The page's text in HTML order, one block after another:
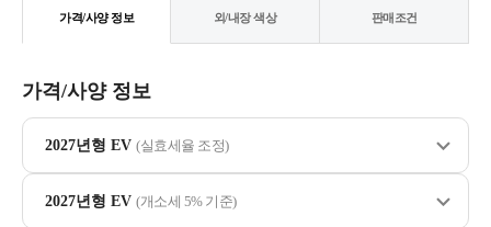
가격/사양 정보 외/내장 색상 판매조건
가격/사양 정보
2027년형 EV (실효세율 조정)
2027년형 EV (개소세 5% 기준)